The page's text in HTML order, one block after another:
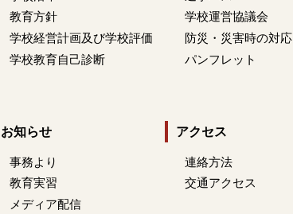
教育方針
学校経営計画及び学校評価
学校教育自己診断
学校運営協議会
防災・災害時の対応
パンフレット
お知らせ
事務より
教育実習
メディア配信
アクセス
連絡方法
交通アクセス